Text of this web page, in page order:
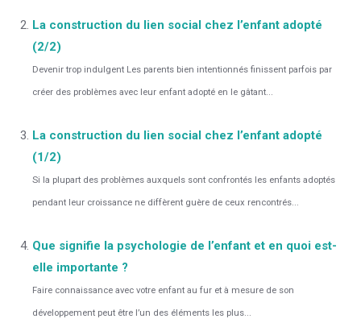
La construction du lien social chez l’enfant adopté
(2/2)
Devenir trop indulgent Les parents bien intentionnés finissent parfois par
créer des problèmes avec leur enfant adopté en le gâtant...
La construction du lien social chez l’enfant adopté
(1/2)
Si la plupart des problèmes auxquels sont confrontés les enfants adoptés
pendant leur croissance ne diffèrent guère de ceux rencontrés...
Que signifie la psychologie de l’enfant et en quoi est-
elle importante ?
Faire connaissance avec votre enfant au fur et à mesure de son
développement peut être l’un des éléments les plus...